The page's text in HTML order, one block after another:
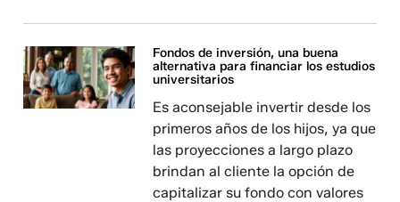
Fondos de inversión, una buena
alternativa para financiar los estudios
universitarios
Es aconsejable invertir desde los
primeros años de los hijos, ya que
las proyecciones a largo plazo
brindan al cliente la opción de
capitalizar su fondo con valores